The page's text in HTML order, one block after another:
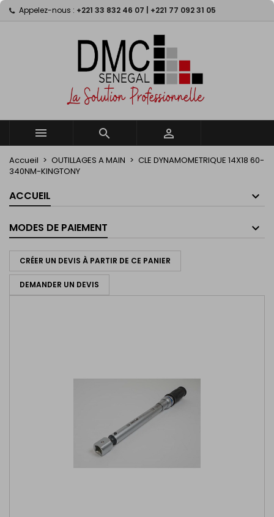
Appelez-nous : +221 33 832 46 07 | +221 77 092 31 05
  
Accueil OUTILLAGES A MAIN
CLE DYNAMOMETRIQUE 14X18 60-
340NM-KINGTONY
ACCUEIL
MODES DE PAIEMENT
CRÉER UN DEVIS À PARTIR DE CE PANIER
DEMANDER UN DEVIS
My wishlists ×
add_circle_outlineCreate new list
((title)) ×
((cancelText)) ((createText))
Connexion ×
Vous devez être connecté pour ajouter des produits
à votre liste d'envies.
((cancelText)) ((loginText))